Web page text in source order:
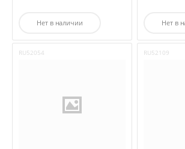
Нет в наличии Нет в
RU52054 RU52109